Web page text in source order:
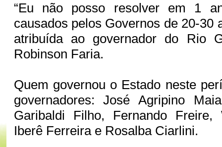
“Eu não posso resolver em 1
causados pelos Governos de 20-30
atribuída ao governador do Rio
Robinson Faria.
Quem governou o Estado neste
governadores: José Agripino
Garibaldi Filho, Fernando
Iberê Ferreira e Rosalba Ciarlini.